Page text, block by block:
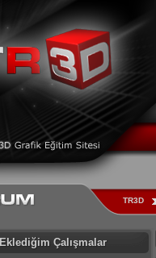
TR3D
Eklediğim Çalışmalar